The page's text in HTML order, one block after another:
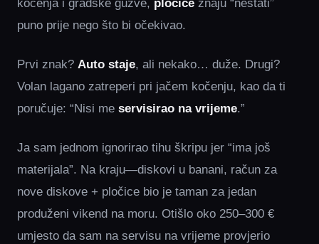
kočenja i gradske gužve, pločice znaju “nestati”
puno prije nego što bi očekivao.
Prvi znak? Auto staje, ali nekako… duže. Drugi?
Volan lagano zatreperi pri jačem kočenju, kao da ti
poručuje: “Nisi me servisirao na vrijeme.”
Ja sam jednom ignorirao tihu škripu jer “ima još
materijala”. Na kraju—diskovi u banani, račun za
nove diskove + pločice bio je taman za jedan
produženi vikend na moru. Otišlo oko 250–300 €
umjesto da sam na servisu na vrijeme provjerio